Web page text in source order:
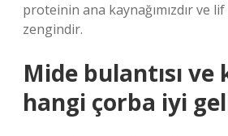
proteinin ana kaynağımızdır ve lif
zengindir.
Mide bulantısı ve
hangi çorba iyi